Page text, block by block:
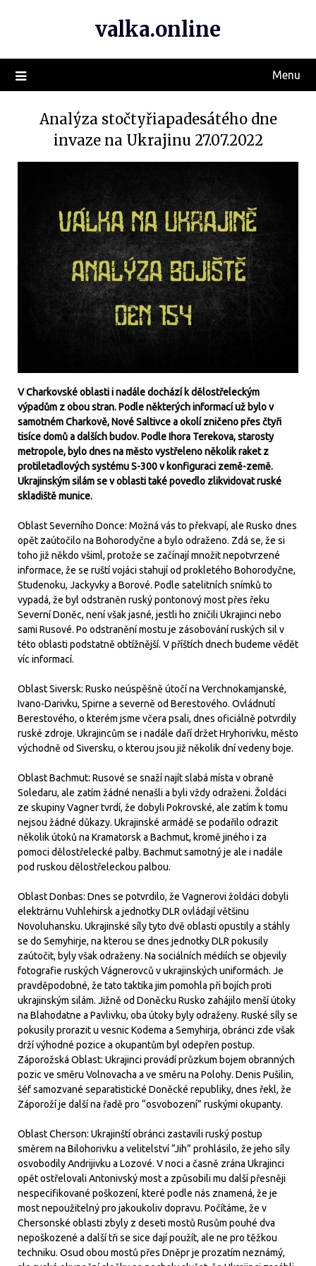
valka.online
Menu
Analýza stočtyřiapadesátého dne
invaze na Ukrajinu 27.07.2022
V Charkovské oblasti i nadále dochází k dělostřeleckým
výpadům z obou stran. Podle některých informací už bylo v
samotném Charkově, Nové Saltivce a okolí zničeno přes čtyři
tisíce domů a dalších budov. Podle Ihora Terekova, starosty
metropole, bylo dnes na město vystřeleno několik raket z
protiletadlových systému S-300 v konfiguraci země-země.
Ukrajinským silám se v oblasti také povedlo zlikvidovat ruské
skladiště munice.
Oblast Severního Donce: Možná vás to překvapí, ale Rusko dnes
opět zaútočilo na Bohorodyčne a bylo odraženo. Zdá se, že si
toho již někdo všiml, protože se začínají množit nepotvrzené
informace, že se ruští vojáci stahují od prokletého Bohorodyčne,
Studenoku, Jackyvky a Borové. Podle satelitních snímků to
vypadá, že byl odstraněn ruský pontonový most přes řeku
Severní Doněc, není však jasné, jestli ho zničili Ukrajinci nebo
sami Rusové. Po odstranění mostu je zásobování ruských sil v
této oblasti podstatně obtížnější. V příštích dnech budeme vědět
víc informací.
Oblast Siversk: Rusko neúspěšně útočí na Verchnokamjanské,
Ivano-Darivku, Spirne a severně od Berestového. Ovládnutí
Berestového, o kterém jsme včera psali, dnes oficiálně potvrdily
ruské zdroje. Ukrajincům se i nadále daří držet Hryhorivku, město
východně od Siversku, o kterou jsou již několik dní vedeny boje.
Oblast Bachmut: Rusové se snaží najít slabá místa v obraně
Soledaru, ale zatím žádné nenašli a byli vždy odraženi. Žoldáci
ze skupiny Vagner tvrdí, že dobyli Pokrovské, ale zatím k tomu
nejsou žádné důkazy. Ukrajinské armádě se podařilo odrazit
několik útoků na Kramatorsk a Bachmut, kromě jiného i za
pomoci dělostřelecké palby. Bachmut samotný je ale i nadále
pod ruskou dělostřeleckou palbou.
Oblast Donbas: Dnes se potvrdilo, že Vagnerovi žoldáci dobyli
elektrárnu Vuhlehirsk a jednotky DLR ovládají většinu
Novoluhansku. Ukrajinské síly tyto dvě oblasti opustily a stáhly
se do Semyhirje, na kterou se dnes jednotky DLR pokusily
zaútočit, byly však odraženy. Na sociálních médiích se objevily
fotografie ruských Vágnerovců v ukrajinských uniformách. Je
pravděpodobné, že tato taktika jim pomohla při bojích proti
ukrajinským silám. Jižně od Doněcku Rusko zahájilo menší útoky
na Blahodatne a Pavlivku, oba útoky byly odraženy. Ruské síly se
pokusily prorazit u vesnic Kodema a Semyhirja, obránci zde však
drží výhodné pozice a okupantům byl odepřen postup.
Záporožská Oblast: Ukrajinci provádí průzkum bojem obranných
pozic ve směru Volnovacha a ve směru na Polohy. Denis Pušilin,
šéf samozvané separatistické Doněcké republiky, dnes řekl, že
Záporoží je další na řadě pro “osvobození” ruskými okupanty.
Oblast Cherson: Ukrajinští obránci zastavili ruský postup
směrem na Bilohorivku a velitelství “Jih” prohlásilo, že jeho síly
osvobodily Andrijivku a Lozové. V noci a časně zrána Ukrajinci
opět ostřelovali Antonivský most a způsobili mu další přesněji
nespecifikované poškození, které podle nás znamená, že je
most nepoužitelný pro jakoukoliv dopravu. Počítáme, že v
Chersonské oblasti zbyly z deseti mostů Rusům pouhé dva
nepoškozené a další tři se sice dají použít, ale ne pro těžkou
techniku. Osud obou mostů přes Dněpr je prozatím neznámý,